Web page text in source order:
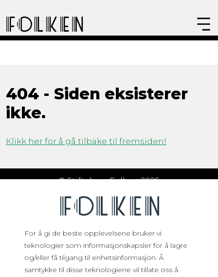
For å gi de beste opplevelsene bruker vi
teknologier som informasjonskapsler for å lagre
og/eller få tilgang til enhetsinformasjon. Å
samtykke til disse teknologiene vil tillate oss å
404 - Siden eksisterer
ikke.
Klikk her for å gå tilbake til fremsiden!
© Stiftelsen Folken 2025